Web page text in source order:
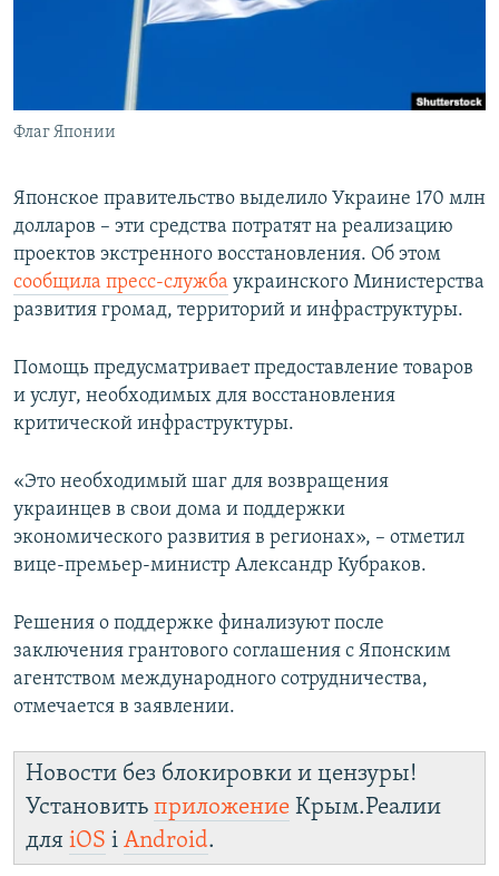
ПОБЕДИТЕЛЕЙ НЕ СУДЯТ?
КРЫМ.НЕПОКОРЕННЫЙ
УКРАИНСКАЯ ПРОБЛЕМА КРЫМА
ПРИСОЕДИНЯЙТЕСЬ!
Флаг Японии
Японское правительство выделило Украине 170 млн
долларов – эти средства потратят на реализацию
проектов экстренного восстановления. Об этом
сообщила пресс-служба украинского Министерства
развития громад, территорий и инфраструктуры.
Помощь предусматривает предоставление товаров
и услуг, необходимых для восстановления
критической инфраструктуры.
«Это необходимый шаг для возвращения
украинцев в свои дома и поддержки
экономического развития в регионах», – отметил
вице-премьер-министр Александр Кубраков.
Решения о поддержке финализуют после
заключения грантового соглашения с Японским
агентством международного сотрудничества,
отмечается в заявлении.
Новости без блокировки и цензуры!
Установить приложение Крым.Реалии
для iOS і Android.